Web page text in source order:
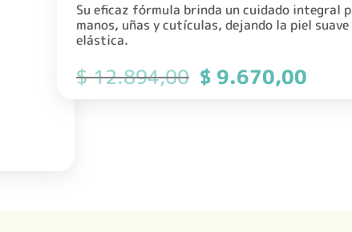
Su eficaz fórmula brinda un cuidado integral
manos, uñas y cutículas, dejando la piel suave
elástica.
$12.894,00 El
precio
$ 9.670,00